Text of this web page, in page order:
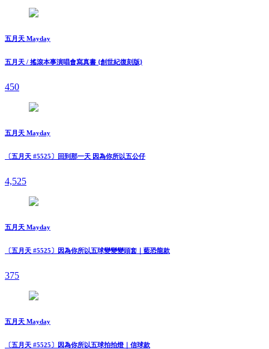
五月天 Mayday
五月天 / 搖滾本事演唱會寫真書 {創世紀復刻版}
450
五月天 Mayday
〔五月天 #5525〕回到那一天 因為你所以五公仔
4,525
五月天 Mayday
〔五月天 #5525〕因為你所以五球變變變頭套｜藍恐龍款
375
五月天 Mayday
〔五月天 #5525〕因為你所以五球拍拍燈｜信球款